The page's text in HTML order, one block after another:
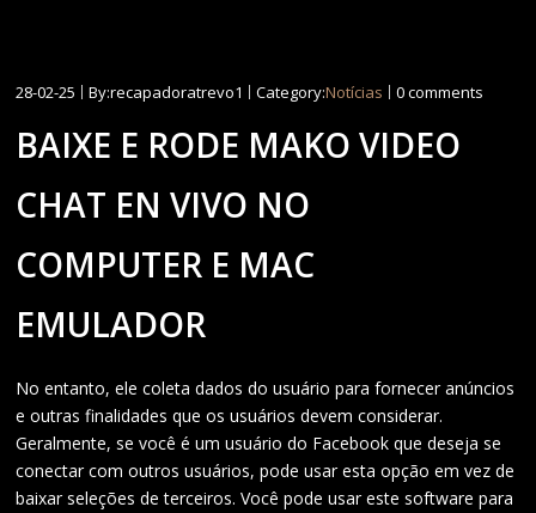
28-02-25 By:recapadoratrevo1 Category:Notícias 0 comments
BAIXE E RODE MAKO VIDEO
CHAT EN VIVO NO
COMPUTER E MAC
EMULADOR
No entanto, ele coleta dados do usuário para fornecer anúncios
e outras finalidades que os usuários devem considerar.
Geralmente, se você é um usuário do Facebook que deseja se
conectar com outros usuários, pode usar esta opção em vez de
baixar seleções de terceiros. Você pode usar este software para